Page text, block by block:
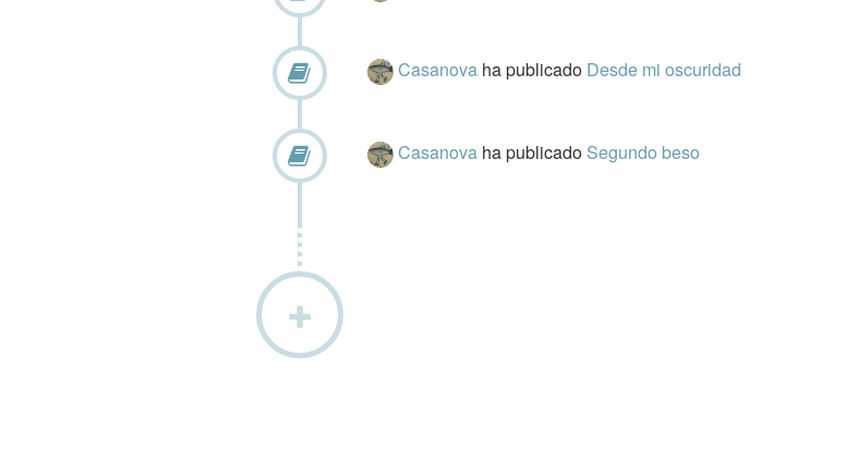
Casanova ha publicado Desde mi oscuridad
Casanova ha publicado Segundo beso